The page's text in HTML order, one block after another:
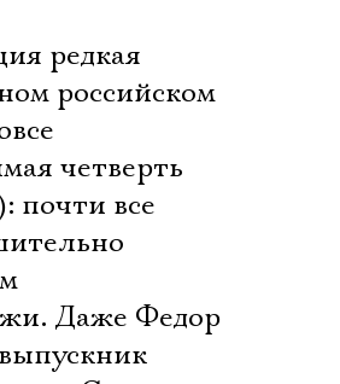
редкая
российском
четверть
почти все
Даже Федор